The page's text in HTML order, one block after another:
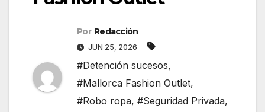
Por Redacción
JUN 25, 2026
#Detención sucesos,
#Mallorca Fashion Outlet,
#Robo ropa, #Seguridad Privada,